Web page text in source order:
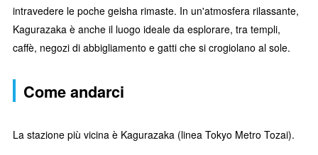
intravedere le poche geisha rimaste. In un'atmosfera rilassante,
Kagurazaka è anche il luogo ideale da esplorare, tra templi,
caffè, negozi di abbigliamento e gatti che si crogiolano al sole.
Come andarci
La stazione più vicina è Kagurazaka (linea Tokyo Metro Tozai).